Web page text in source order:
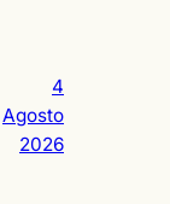
4
Agosto
2026